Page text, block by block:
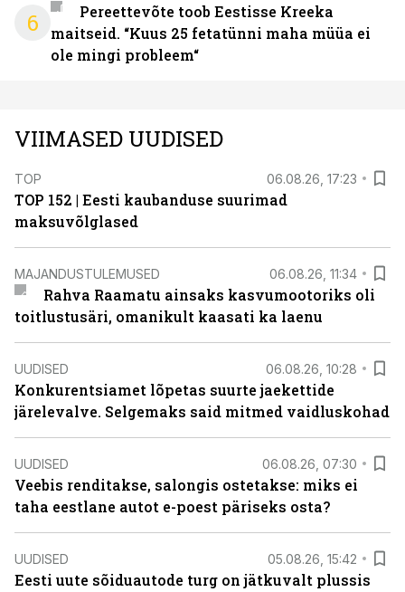
6
Pereettevõte toob Eestisse Kreeka
maitseid. “Kuus 25 fetatünni maha müüa ei
ole mingi probleem“
VIIMASED UUDISED
TOP 06.08.26, 17:23
TOP 152 | Eesti kaubanduse suurimad
maksuvõlglased
MAJANDUSTULEMUSED 06.08.26, 11:34
Rahva Raamatu ainsaks kasvumootoriks oli
toitlustusäri, omanikult kaasati ka laenu
UUDISED 06.08.26, 10:28
Konkurentsiamet lõpetas suurte jaekettide
järelevalve. Selgemaks said mitmed vaidluskohad
UUDISED 06.08.26, 07:30
Veebis renditakse, salongis ostetakse: miks ei
taha eestlane autot e-poest päriseks osta?
UUDISED 05.08.26, 15:42
Eesti uute sõiduautode turg on jätkuvalt plussis